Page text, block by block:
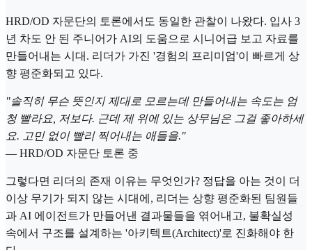
HRD/OD 자문단의 토론에서도 동일한 관찰이 나왔다. 입사 3
년 차도 안 된 주니어가 AI의 도움으로 시니어급 보고 자료를
만들어내는 시대. 리더가 가진 '경험의 프리미엄'이 빠르게 상
향 평준화되고 있다.
"솔직히 무슨 뜻인지 제대로 모르는데 만들어내는 속도는 엄
청 빨라요, 저보다. 근데 제 위에 있는 상무님은 그걸 좋아하세
요. 고민 없이 빨리 찍어내는 애들을."
— HRD/OD 자문단 토론 중
그렇다면 리더의 존재 이유는 무엇인가? 정답을 아는 것이 더
이상 무기가 되지 않는 시대에, 리더는 상향 평준화된 팀원들
과 AI 에이전트가 만들어낸 결과물들을 엮어내고, 불확실성
속에서 구조를 설계하는 '아키텍트(Architect)'로 진화해야 한